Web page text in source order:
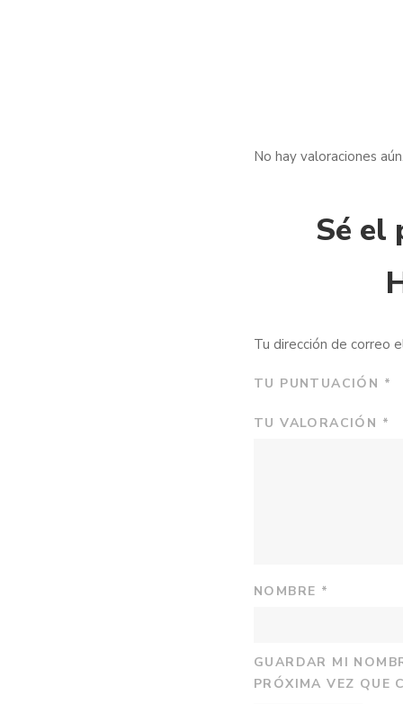
No hay valoraciones aún.
Sé el
Tu dirección de correo
TU PUNTUACIÓN *
TU VALORACIÓN *
NOMBRE *
GUARDAR MI
PRÓXIMA VEZ QUE